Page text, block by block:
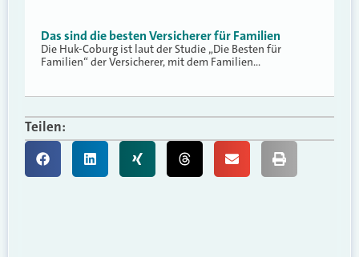
Das sind die besten Versicherer für Familien
Die Huk-Coburg ist laut der Studie „Die Besten für
Familien“ der Versicherer, mit dem Familien…
Teilen: